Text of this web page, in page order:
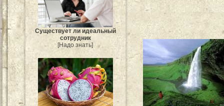
Существует ли идеальный
сотрудник
[Надо знать]